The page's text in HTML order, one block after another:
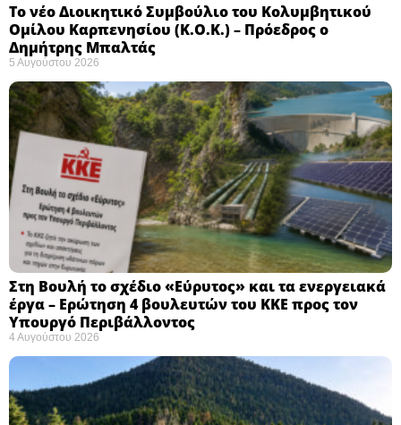
Το νέο Διοικητικό Συμβούλιο του Κολυμβητικού
Ομίλου Καρπενησίου (Κ.Ο.Κ.) – Πρόεδρος ο
Δημήτρης Μπαλτάς
5 Αυγούστου 2026
Στη Βουλή το σχέδιο «Εύρυτος» και τα ενεργειακά
έργα – Ερώτηση 4 βουλευτών του ΚΚΕ προς τον
Υπουργό Περιβάλλοντος
4 Αυγούστου 2026